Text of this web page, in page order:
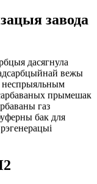
завода
дасягнула
вежы
неспрыяльным
прымешак
газ
бак для